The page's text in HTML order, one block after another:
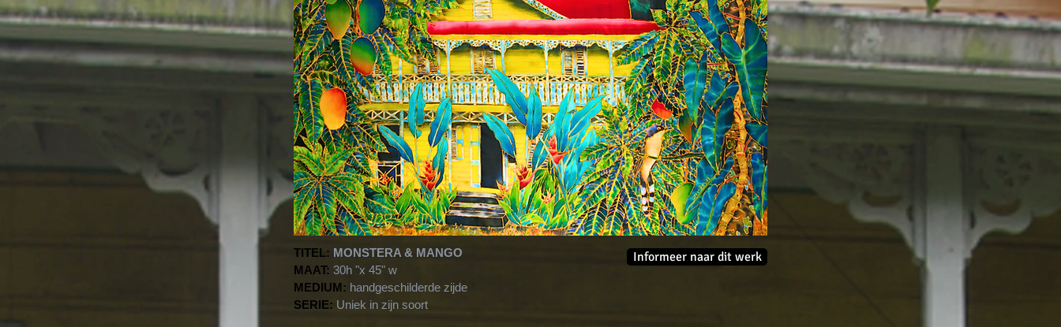
TITEL: MONSTERA & MANGO
MAAT: 30h "x 45" w
MEDIUM: handgeschilderde zijde
SERIE: Uniek in zijn soort
Informeer naar dit werk